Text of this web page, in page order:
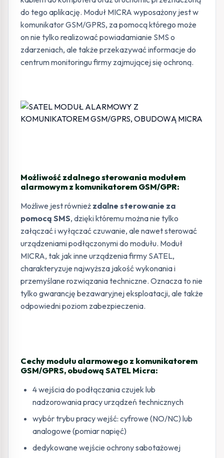
do tego aplikację. Moduł MICRA wyposażony jest w
komunikator GSM/GPRS, za pomocą którego może
on nie tylko realizować powiadamianie SMS o
zdarzeniach, ale także przekazywać informacje do
centrum monitoringu firmy zajmującej się ochroną.
Możliwość zdalnego sterowania modułem
alarmowym z komunikatorem GSM/GPR:
Możliwe jest również zdalne sterowanie za
pomocą SMS, dzięki któremu można nie tylko
załączać i wyłączać czuwanie, ale nawet sterować
urządzeniami podłączonymi do modułu. Moduł
MICRA, tak jak inne urządzenia firmy SATEL,
charakteryzuje najwyższa jakość wykonania i
przemyślane rozwiązania techniczne. Oznacza to nie
tylko gwarancję bezawaryjnej eksploatacji, ale także
odpowiedni poziom zabezpieczenia.
Cechy modułu alarmowego z komunikatorem
GSM/GPRS, obudową SATEL Micra:
4 wejścia do podłączania czujek lub
nadzorowania pracy urządzeń technicznych
wybór trybu pracy wejść: cyfrowe (NO/NC) lub
analogowe (pomiar napięć)
dedykowane wejście ochrony sabotażowej